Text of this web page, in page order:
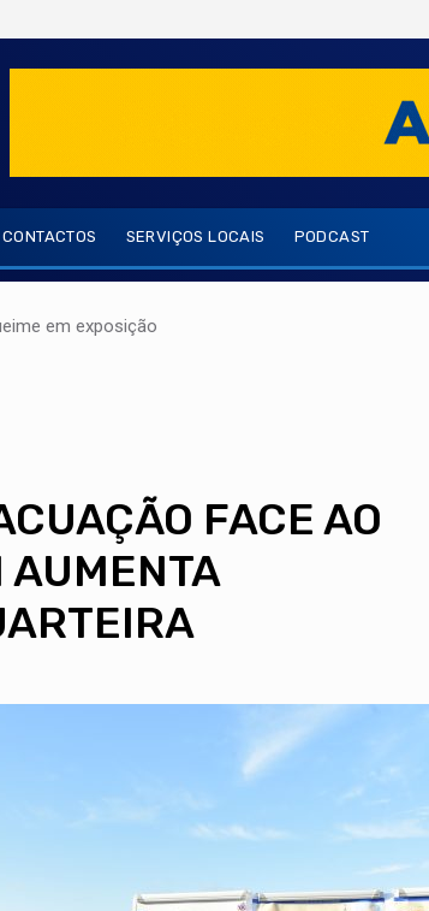
CONTACTOS SERVIÇOS LOCAIS PODCAST
em exposição
FACE AO
AUMENTA